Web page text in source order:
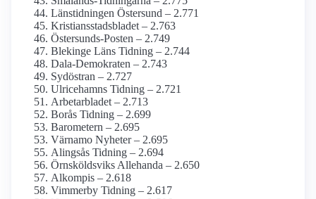
Länstidningen Östersund – 2.771
Kristiansstadsbladet – 2.763
Östersunds-Posten – 2.749
Blekinge Läns Tidning – 2.744
Dala-Demokraten – 2.743
Sydöstran – 2.727
Ulricehamns Tidning – 2.721
Arbetarbladet – 2.713
Borås Tidning – 2.699
Barometern – 2.695
Värnamo Nyheter – 2.695
Alingsås Tidning – 2.694
Örnsköldsviks Allehanda – 2.650
Alkompis – 2.618
Vimmerby Tidning – 2.617